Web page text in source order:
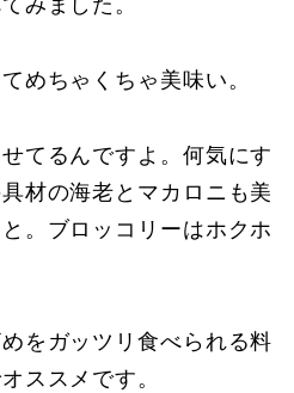
みました。
めちゃくちゃ美味い。
てるんですよ。何気にす
材の海老とマカロニも美
。ブロッコリーはホクホ
をガッツリ食べられる料
ススメです。